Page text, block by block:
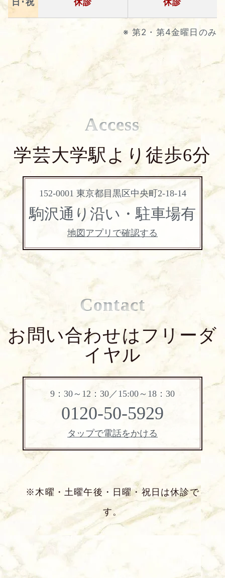
日･祝 休診 休診
※ 第2・第4金曜日のみ
Access
学芸大学駅より徒歩6分
152-0001 東京都目黒区中央町2-18-14
駒沢通り沿い・駐車場有
地図アプリで確認する
Contact
お問い合わせはフリーダ
イヤル
9：30～12：30／15:00～18：30
0120-50-5929
タップで電話をかける
※木曜・土曜午後・日曜・祝日は休診で
す。